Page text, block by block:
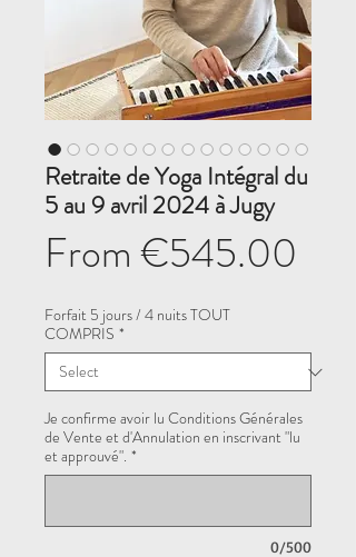
Retraite de Yoga Intégral du
5 au 9 avril 2024 à Jugy
From€545.00
Forfait 5 jours / 4 nuits TOUT
COMPRIS *
Je confirme avoir lu Conditions Générales
de Vente et d'Annulation en inscrivant "lu
et approuvé". *
0/500